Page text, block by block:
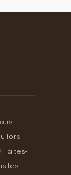
lors
Faites-
les